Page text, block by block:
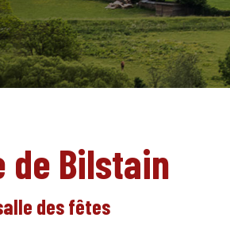
de Bilstain
des fêtes